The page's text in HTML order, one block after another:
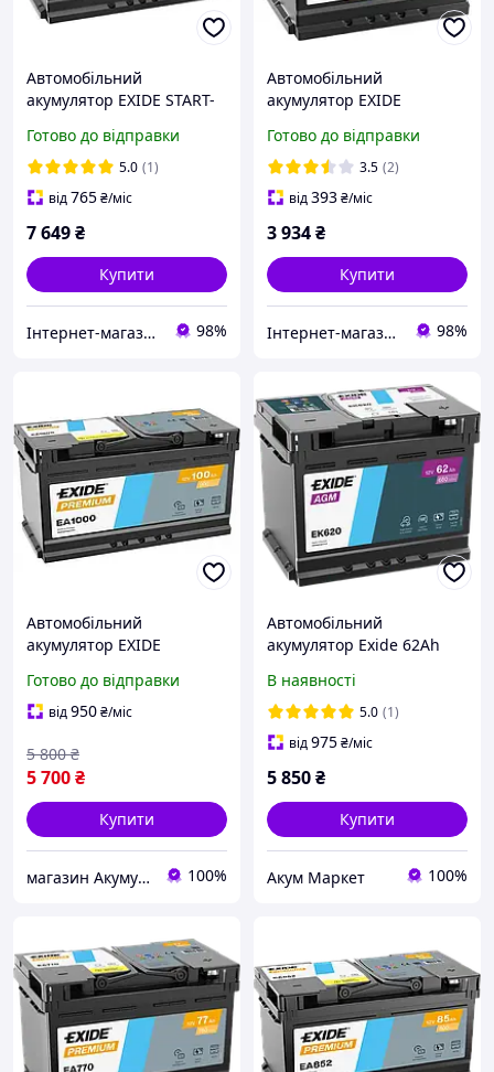
Автомобільний
акумулятор EXIDE START-
(-/+) 800А (EN) EK820
Готово до відправки
5.0 (1)
від765₴/міс
7 649₴
Купити
Інтернет-магазин «АвтоДруг» 98%
Автомобільний
акумулятор EXIDE
6СТ-64Ah АзЕ (-/+) 640A
(EN) EA640
Готово до відправки
3.5 (2)
від393₴/міс
3 934₴
Купити
Інтернет-магазин «АвтоДруг» 98%
Автомобільний
акумулятор EXIDE
правий плюс
Готово до відправки
від950₴/міс
5 700₴
5 800 ₴
Купити
магазин Акумуляторів AutoAmper 100%
Автомобільний
акумулятор Exide 62Ah
EK620 (EK600)
В наявності
5.0 (1)
від975₴/міс
5 850₴
Купити
Акум Маркет 100%